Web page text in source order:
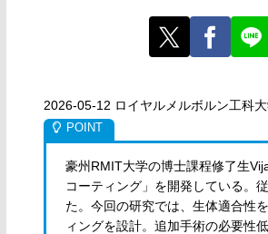
2026-05-12 ロイヤルメルボルン工科
豪州RMIT大学の博士課程修了生
コーティング」を開発している。
た。今回の研究では、生体適合性
ィングを設計。追加手術の必要性